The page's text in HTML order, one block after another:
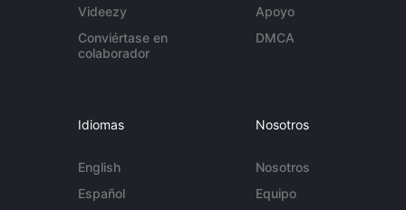
Videezy
Conviértase en
colaborador
Apoyo
DMCA
Idiomas
English
Español
Nosotros
Nosotros
Equipo